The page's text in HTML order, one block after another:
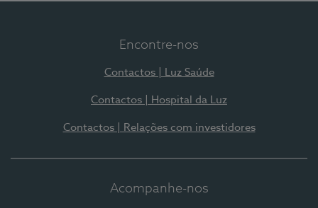
Encontre-nos
Contactos | Luz Saúde
Contactos | Hospital da Luz
Contactos | Relações com investidores
Acompanhe-nos